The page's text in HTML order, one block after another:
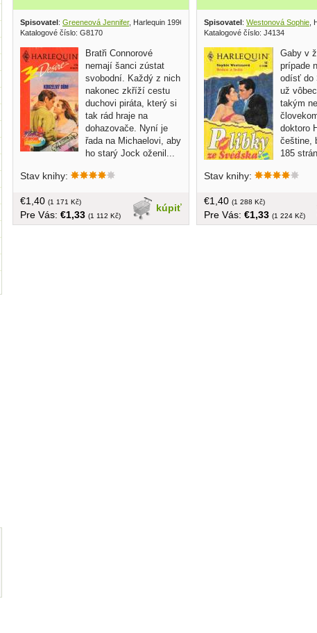
Spisovatel: Greeneová Jennifer, Harlequin 1996
Katalogové číslo: G8170
Bratři Connorové
nemají šanci zústat
svobodní. Každý z nich
nakonec zkříží cestu
duchovi piráta, který si
tak rád hraje na
dohazovače. Nyní je
řada na Michaelovi, aby
ho starý Jock oženil...
strán
Stav knihy:
kúpiť
€1,40 (1 171 Kč)
Pre Vás: €1,33 (1 112 Kč)
Spisovatel: Westonová Sophie ,
Katalogové číslo: J4134
Gaby v
prípade
odísť do
už
takým
doktoro
češtine,
185
Stav knihy:
€1,40 (1 288 Kč)
Pre Vás: €1,33 (1 224 Kč)